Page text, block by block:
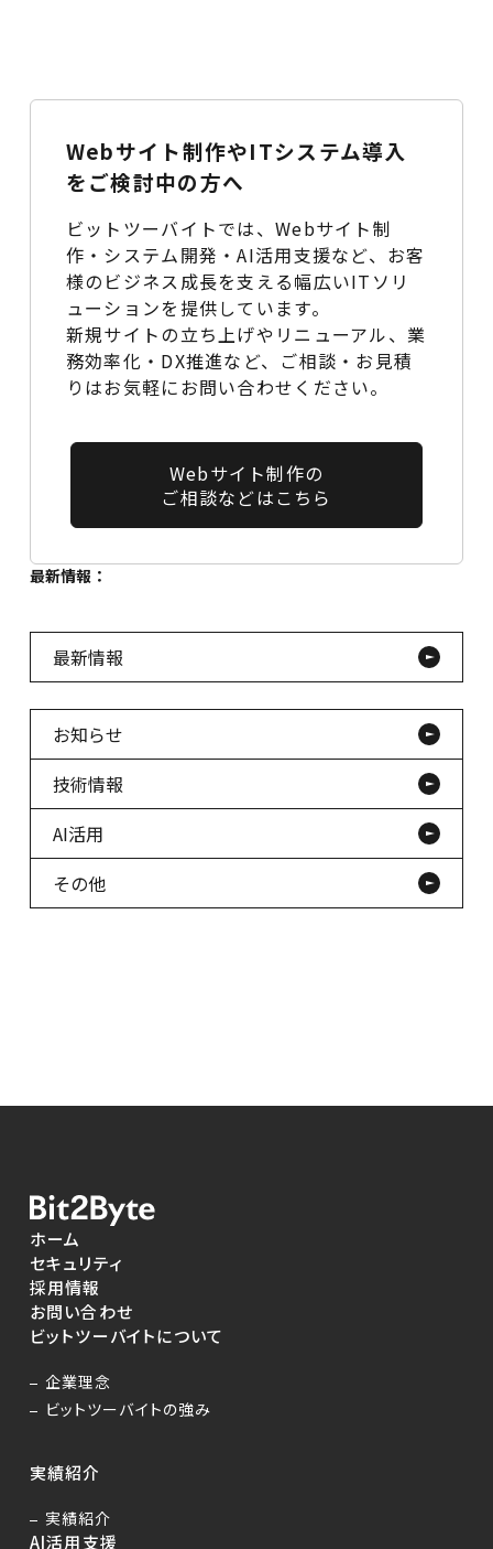
Webサイト制作やITシステム導入
をご検討中の方へ
ビットツーバイトでは、Webサイト制
作・システム開発・AI活用支援など、お客
様のビジネス成長を支える幅広いITソリ
ューションを提供しています。
新規サイトの立ち上げやリニューアル、業
務効率化・DX推進など、ご相談・お見積
りはお気軽にお問い合わせください。
Webサイト制作の
ご相談などはこちら
最新情報：
最新情報
お知らせ
技術情報
AI活用
その他
ホーム
セキュリティ
採用情報
お問い合わせ
ビットツーバイトについて
企業理念
ビットツーバイトの強み
実績紹介
実績紹介
AI活用支援